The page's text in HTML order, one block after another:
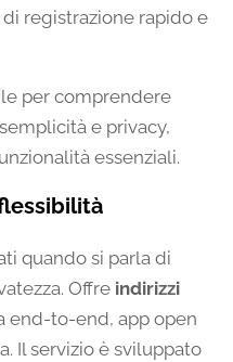
registrazione rapido e
per comprendere
e privacy,
essenziali.
quando si parla di
Offre indirizzi
end-to-end, app open
Il servizio è sviluppato